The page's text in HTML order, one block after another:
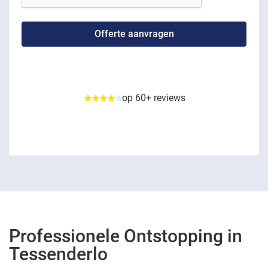
op 60+ reviews
Professionele Ontstopping in
Tessenderlo